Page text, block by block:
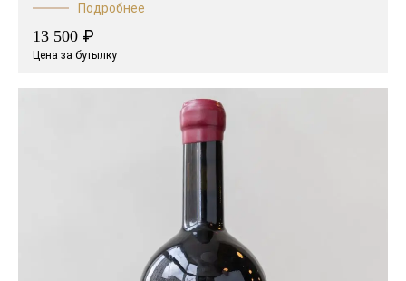
Подробнее
13 500 ₽
Цена за бутылку